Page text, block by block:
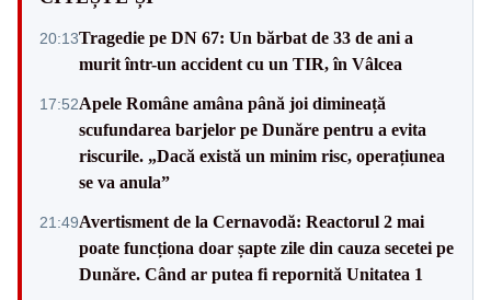
20:13Tragedie pe DN 67: Un bărbat de 33 de ani a
murit într-un accident cu un TIR, în Vâlcea
17:52Apele Române amâna până joi dimineață
scufundarea barjelor pe Dunăre pentru a evita
riscurile. „Dacă există un minim risc, operațiunea
se va anula”
21:49Avertisment de la Cernavodă: Reactorul 2 mai
poate funcționa doar șapte zile din cauza secetei pe
Dunăre. Când ar putea fi repornită Unitatea 1